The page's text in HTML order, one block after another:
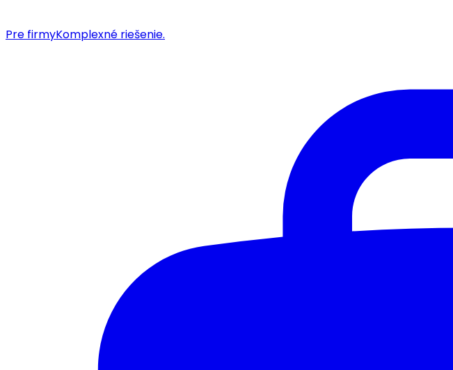
Pre firmyKomplexné riešenie.